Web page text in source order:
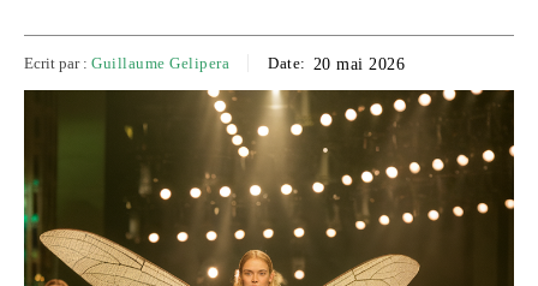
Ecrit par : Guillaume Gelipera Date: 20 mai 2026